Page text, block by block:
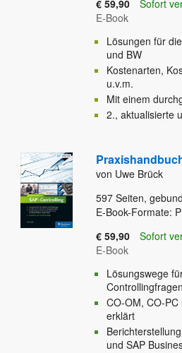
€ 59,90
Sofort
E-Book
Lösungen für
und BW
Kostenarten,
u.v.m.
Mit einem
2., aktualisierte
von Uwe Brück
597 Seiten,
E-Book-Formate:
€ 59,90
Sofort
E-Book
Lösungswege
Controllingfragen
CO-OM, CO-PC
erklärt
und SAP